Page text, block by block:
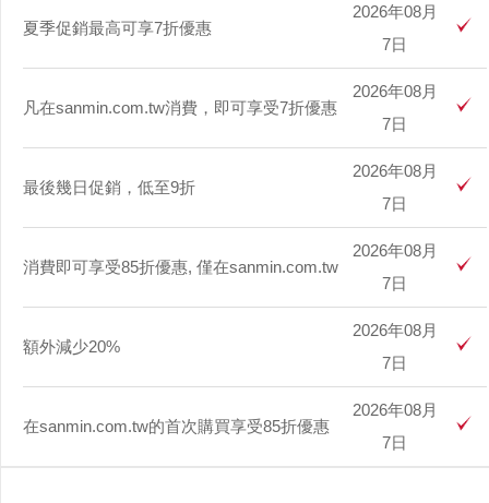
夏季促銷最高可享7折優惠
2026年08月
7日
凡在sanmin.com.tw消費，即可享受7折優惠
2026年08月
7日
最後幾日促銷，低至9折
2026年08月
7日
消費即可享受85折優惠, 僅在sanmin.com.tw
2026年08月
7日
額外減少20%
2026年08月
7日
在sanmin.com.tw的首次購買享受85折優惠
2026年08月
7日